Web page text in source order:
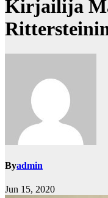
Kirjailija
Byadmin
Jun 15, 2020